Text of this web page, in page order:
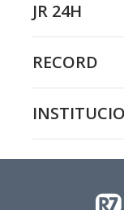
JR 24H
RECORD